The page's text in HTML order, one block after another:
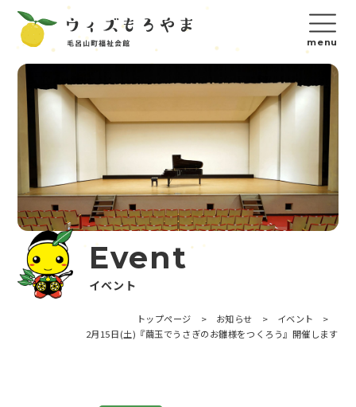
Event
イベント
トップページ > お知らせ > イベント
>
2月15日(土)『繭玉でうさぎのお雛様をつくろう』開催します